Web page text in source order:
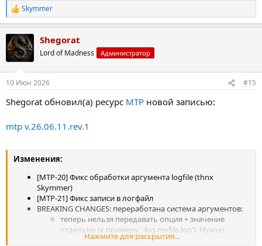
Р
е
к
ц
и
Skymmer
Shegorat
Lord of Madness Администратор
10 Июн 2026 #15
Shegorat обновил(а) ресурс MTP новой записью:
mtp v.26.06.11.rev.1
Изменения:
[MTP-20] Фикс обработки аргумента logfile (thnx
Skymmer)
[MTP-21] Фикс записи в логфайл
BREAKING CHANGES: переработана система аргументов:
теперь нельзя передавать опция + значение
отдельно (к примеру '-log myfile.log'). Нужно
указывать значение после опции (-logmyfile.log)
Нажмите для раскрытия...